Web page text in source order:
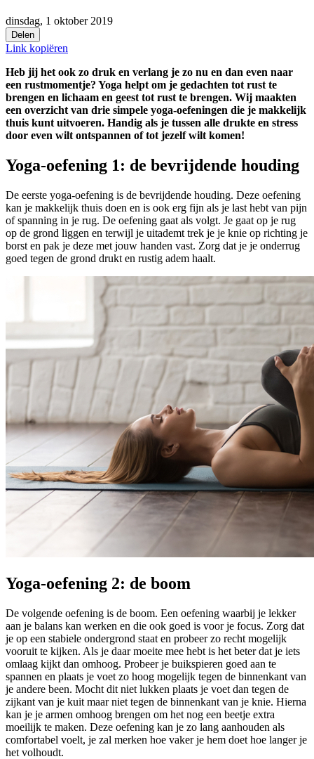
dinsdag, 1 oktober 2019
Delen
Link kopiëren
Heb jij het ook zo druk en verlang je zo nu en dan even naar
een rustmomentje? Yoga helpt om je gedachten tot rust te
brengen en lichaam en geest tot rust te brengen. Wij maakten
een overzicht van drie simpele yoga-oefeningen die je makkelijk
thuis kunt uitvoeren. Handig als je tussen alle drukte en stress
door even wilt ontspannen of tot jezelf wilt komen!
Yoga-oefening 1: de bevrijdende houding
De eerste yoga-oefening is de bevrijdende houding. Deze oefening
kan je makkelijk thuis doen en is ook erg fijn als je last hebt van pijn
of spanning in je rug. De oefening gaat als volgt. Je gaat op je rug
op de grond liggen en terwijl je uitademt trek je je knie op richting je
borst en pak je deze met jouw handen vast. Zorg dat je je onderrug
goed tegen de grond drukt en rustig adem haalt.
Yoga-oefening 2: de boom
De volgende oefening is de boom. Een oefening waarbij je lekker
aan je balans kan werken en die ook goed is voor je focus. Zorg dat
je op een stabiele ondergrond staat en probeer zo recht mogelijk
vooruit te kijken. Als je daar moeite mee hebt is het beter dat je iets
omlaag kijkt dan omhoog. Probeer je buikspieren goed aan te
spannen en plaats je voet zo hoog mogelijk tegen de binnenkant van
je andere been. Mocht dit niet lukken plaats je voet dan tegen de
zijkant van je kuit maar niet tegen de binnenkant van je knie. Hierna
kan je je armen omhoog brengen om het nog een beetje extra
moeilijk te maken. Deze oefening kan je zo lang aanhouden als
comfortabel voelt, je zal merken hoe vaker je hem doet hoe langer je
het volhoudt.